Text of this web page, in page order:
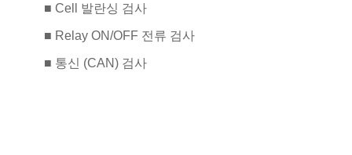
■ Cell 발란싱 검사
■ Relay ON/OFF 전류 검사
■ 통신 (CAN) 검사